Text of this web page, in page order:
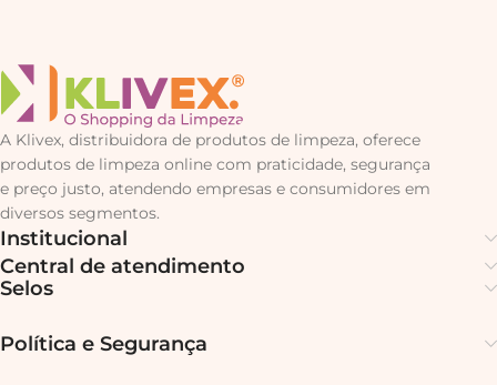
A Klivex, distribuidora de produtos de limpeza, oferece
produtos de limpeza online com praticidade, segurança
e preço justo, atendendo empresas e consumidores em
diversos segmentos.
Institucional
Central de atendimento
Selos
Política e Segurança